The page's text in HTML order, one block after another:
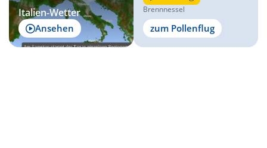
Italien-Wetter
Ansehen
Brennnessel
zum Pollenflug